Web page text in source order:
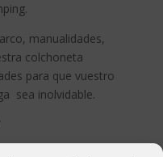
manualidades,
colchoneta
para que vuestro
sea inolvidable.